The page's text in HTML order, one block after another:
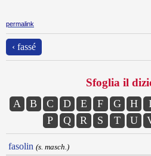
permalink
‹ fassé
Sfoglia il
A B C D E F G H
P
Q R S T U
fasolin (s. masch.)